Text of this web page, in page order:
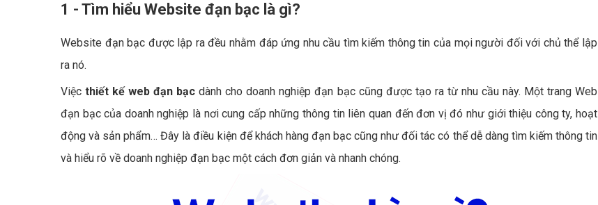
1 - Tìm hiểu Website đạn bạc là gì?
Website đạn bạc được lập ra đều nhằm đáp ứng nhu cầu tìm kiếm thông tin của mọi người đối với chủ thể lập
ra nó.
Việcthiết kế web đạn bạc dành cho doanh nghiệp đạn bạc cũng được tạo ra từ nhu cầu này. Một trang Web
đạn bạc của doanh nghiệp là nơi cung cấp những thông tin liên quan đến đơn vị đó như giới thiệu công ty, hoạt
động và sản phẩm… Đây là điều kiện để khách hàng đạn bạc cũng như đối tác có thể dễ dàng tìm kiếm thông tin
và hiểu rõ về doanh nghiệp đạn bạc một cách đơn giản và nhanh chóng.